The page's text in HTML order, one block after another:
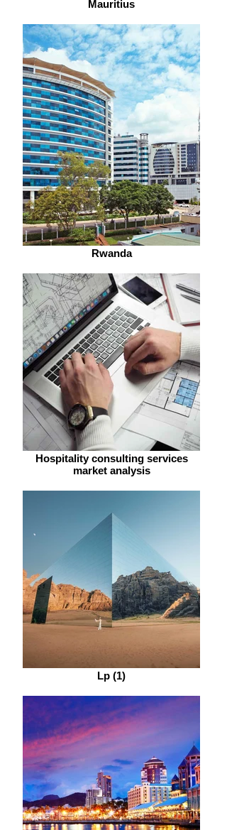
Mauritius
Rwanda
Hospitality consulting services
market analysis
Lp (1)